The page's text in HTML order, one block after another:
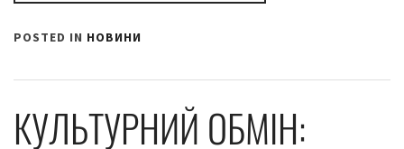
POSTED IN НОВИНИ
КУЛЬТУРНИЙ ОБМІН: